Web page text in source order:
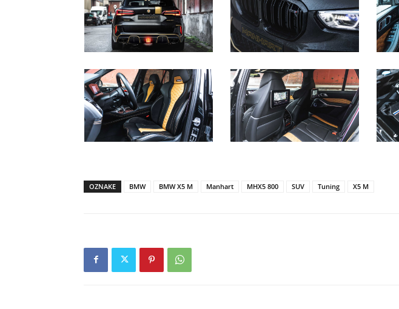
OZNAKE BMW BMW X5 M Manhart MHX5 800 SUV Tuning X5 M